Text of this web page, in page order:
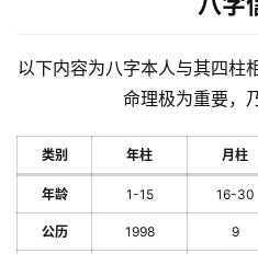
以下内容为八字本人与其四柱
命理极为重要，
类别 年柱 月柱
年龄 1-15 16-30
公历 1998 9